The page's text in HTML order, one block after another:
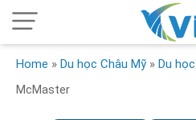
Home » Du học Châu Mỹ » Du
McMaster